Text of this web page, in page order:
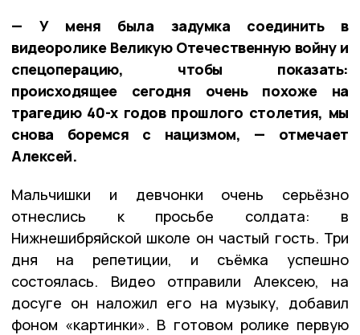
— У меня была задумка соединить в
видеоролике Великую Отечественную войну и
спецоперацию, чтобы показать:
происходящее сегодня очень похоже на
трагедию 40-х годов прошлого столетия, мы
снова боремся с нацизмом, — отмечает
Алексей.
Мальчишки и девчонки очень серьёзно
отнеслись к просьбе солдата: в
Нижнешибряйской школе он частый гость. Три
дня на репетиции, и съёмка успешно
состоялась. Видео отправили Алексею, на
досуге он наложил его на музыку, добавил
фоном «картинки». В готовом ролике первую